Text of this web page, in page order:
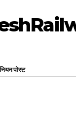
पोस्ट